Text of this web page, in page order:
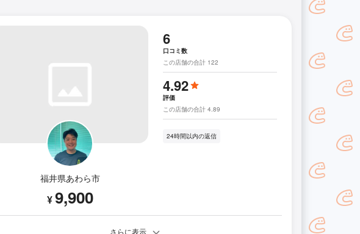
福井県あわら市
¥9,900
6
口コミ数
この店舗の合計 122
4.92
評価
この店舗の合計 4.89
24時間以内の返信